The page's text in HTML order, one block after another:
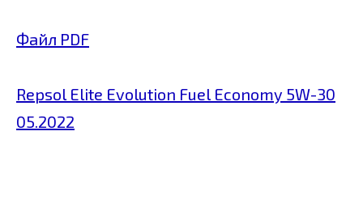
Файл PDF
Repsol Elite Evolution Fuel Economy 5W-30
05.2022